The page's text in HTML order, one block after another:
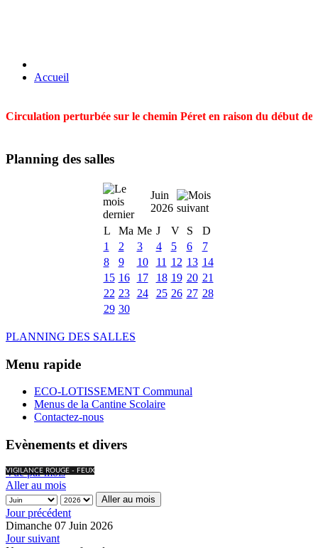
Accueil
Circulation perturbée sur le chemin Péret en raison du début
Planning des salles
Juin
2026
L
Ma Me J V S
D
1
2 3 4 5 6
7
8
9 10 11 12 13 14
15 16 17 18 19 20 21
22 23 24 25 26 27 28
29 30
PLANNING DES SALLES
Menu rapide
ECO-LOTISSEMENT Communal
Menus de la Cantine Scolaire
Contactez-nous
Evènements et divers
VIGILANCE ROUGE - FEUX
Vue par mois
Aller au mois
Aller au mois
Jour précédent
Dimanche 07 Juin 2026
Jour suivant